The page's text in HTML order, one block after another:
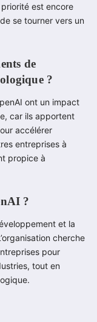
est encore
se tourner vers un
de
?
ont un impact
car ils apportent
accélérer
entreprises à
propice à
?
et la
cherche
pour
tout en